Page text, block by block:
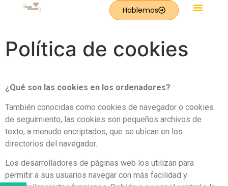
Hablemos
Política de cookies
¿Qué son las cookies en los ordenadores?
También conocidas como cookies de navegador o cookies
de seguimiento, las cookies son pequeños archivos de
texto, a menudo encriptados, que se ubican en los
directorios del navegador.
Los desarrolladores de páginas web los utilizan para
permitir a sus usuarios navegar con más facilidad y